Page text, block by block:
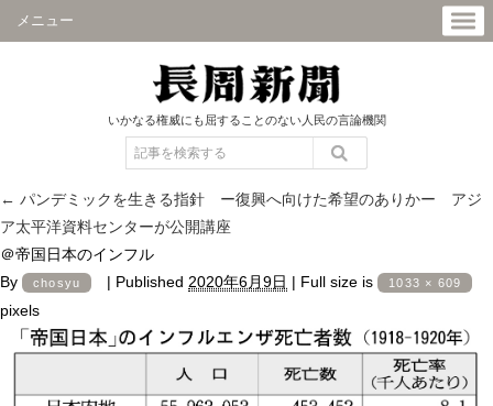
メニュー
いかなる権威にも屈することのない人民の言論機関
← パンデミックを生きる指針 ー復興へ向けた希望のありかー アジ
ア太平洋資料センターが公開講座
＠帝国日本のインフル
By
chosyu | Published 2020年6月9日 | Full size is 1033 × 609
pixels